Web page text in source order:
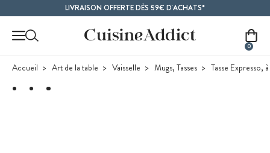
LIVRAISON OFFERTE DÈS 59€ D'ACHATS*
0
Accueil Art de la table Vaisselle Mugs, Tasses Tasse Expresso,